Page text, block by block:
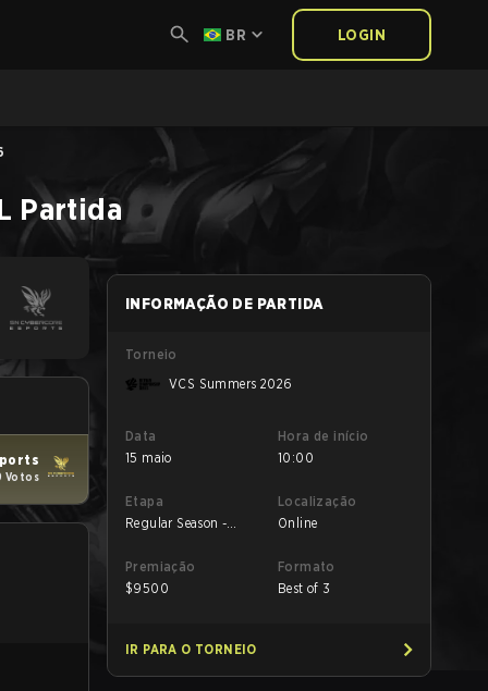
BR LOGIN
Partida
Votos
INFORMAÇÃO DE PARTIDA
Torneio
VCS Summers 2026
Data
15 maio
Hora de início
10:00
Etapa
Regular Season -
Localização
Online
Premiação
$9500
Formato
Best of 3
IR PARA O TORNEIO